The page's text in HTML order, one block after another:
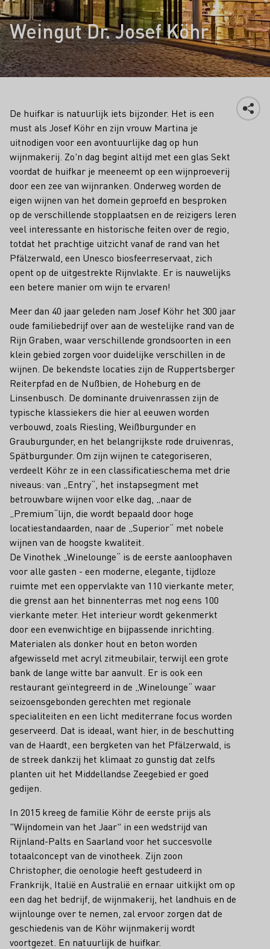
Weingut Dr. Josef Köhr
De huifkar is natuurlijk iets bijzonder. Het is een
must als Josef Köhr en zijn vrouw Martina je
uitnodigen voor een avontuurlijke dag op hun
wijnmakerij. Zo'n dag begint altijd met een glas Sekt
voordat de huifkar je meeneemt op een wijnproeverij
door een zee van wijnranken. Onderweg worden de
eigen wijnen van het domein geproefd en besproken
op de verschillende stopplaatsen en de reizigers leren
veel interessante en historische feiten over de regio,
totdat het prachtige uitzicht vanaf de rand van het
Pfälzerwald, een Unesco biosfeerreservaat, zich
opent op de uitgestrekte Rijnvlakte. Er is nauwelijks
een betere manier om wijn te ervaren!
Meer dan 40 jaar geleden nam Josef Köhr het 300 jaar
oude familiebedrijf over aan de westelijke rand van de
Rijn Graben, waar verschillende grondsoorten in een
klein gebied zorgen voor duidelijke verschillen in de
wijnen. De bekendste locaties zijn de Ruppertsberger
Reiterpfad en de Nußbien, de Hoheburg en de
Linsenbusch. De dominante druivenrassen zijn de
typische klassiekers die hier al eeuwen worden
verbouwd, zoals Riesling, Weißburgunder en
Grauburgunder, en het belangrijkste rode druivenras,
Spätburgunder. Om zijn wijnen te categoriseren,
verdeelt Köhr ze in een classificatieschema met drie
niveaus: van „Entry“, het instapsegment met
betrouwbare wijnen voor elke dag, „naar de
„Premium“lijn, die wordt bepaald door hoge
locatiestandaarden, naar de „Superior“ met nobele
wijnen van de hoogste kwaliteit.
De Vinothek „Winelounge“ is de eerste aanloophaven
voor alle gasten - een moderne, elegante, tijdloze
ruimte met een oppervlakte van 110 vierkante meter,
die grenst aan het binnenterras met nog eens 100
vierkante meter. Het interieur wordt gekenmerkt
door een evenwichtige en bijpassende inrichting.
Materialen als donker hout en beton worden
afgewisseld met acryl zitmeubilair, terwijl een grote
bank de lange witte bar aanvult. Er is ook een
restaurant geïntegreerd in de „Winelounge“ waar
seizoensgebonden gerechten met regionale
specialiteiten en een licht mediterrane focus worden
geserveerd. Dat is ideaal, want hier, in de beschutting
van de Haardt, een bergketen van het Pfälzerwald, is
de streek dankzij het klimaat zo gunstig dat zelfs
planten uit het Middellandse Zeegebied er goed
gedijen.
In 2015 kreeg de familie Köhr de eerste prijs als
"Wijndomein van het Jaar" in een wedstrijd van
Rijnland-Palts en Saarland voor het succesvolle
totaalconcept van de vinotheek. Zijn zoon
Christopher, die oenologie heeft gestudeerd in
Frankrijk, Italië en Australië en ernaar uitkijkt om op
een dag het bedrijf, de wijnmakerij, het landhuis en de
wijnlounge over te nemen, zal ervoor zorgen dat de
geschiedenis van de Köhr wijnmakerij wordt
voortgezet. En natuurlijk de huifkar.